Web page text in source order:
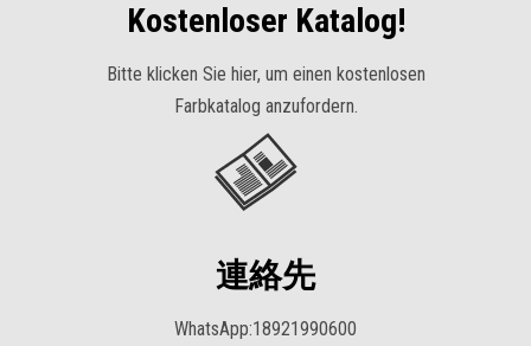
Kostenloser Katalog!
Bitte klicken Sie hier, um einen kostenlosen
Farbkatalog anzufordern.
連絡先
WhatsApp:18921990600